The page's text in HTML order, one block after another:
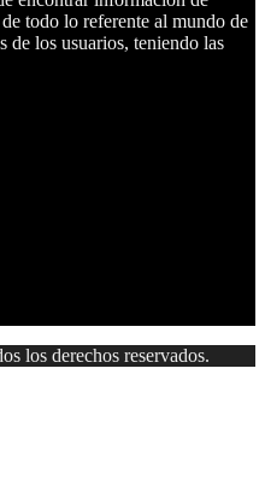
todo lo referente al mundo de
de los usuarios, teniendo las
los derechos reservados.